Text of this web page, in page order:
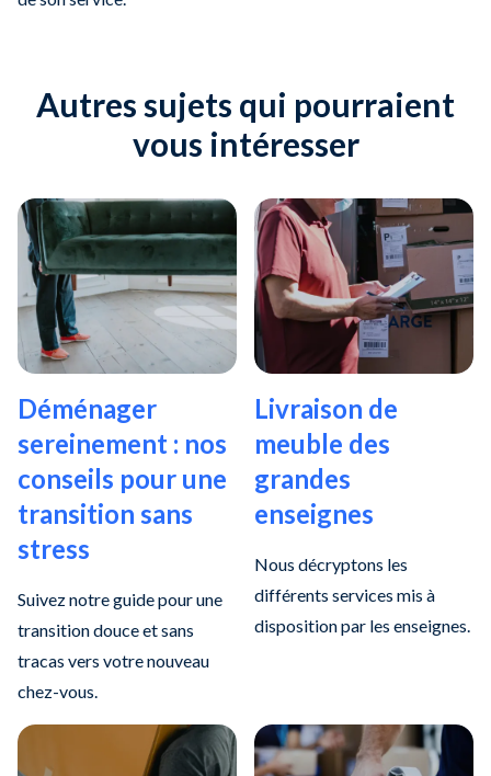
Autres sujets qui pourraient
vous intéresser
Déménager
sereinement : nos
conseils pour une
transition sans
stress
Suivez notre guide pour une
transition douce et sans
tracas vers votre nouveau
chez-vous.
Livraison de
meuble des
grandes
enseignes
Nous décryptons les
différents services mis à
disposition par les enseignes.